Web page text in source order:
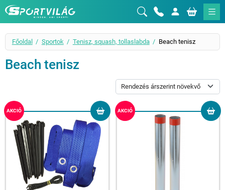
Sportvilág
Főoldal Sportok Tenisz, squash, tollaslabda Beach tenisz
Beach tenisz
AKCIÓ AKCIÓ